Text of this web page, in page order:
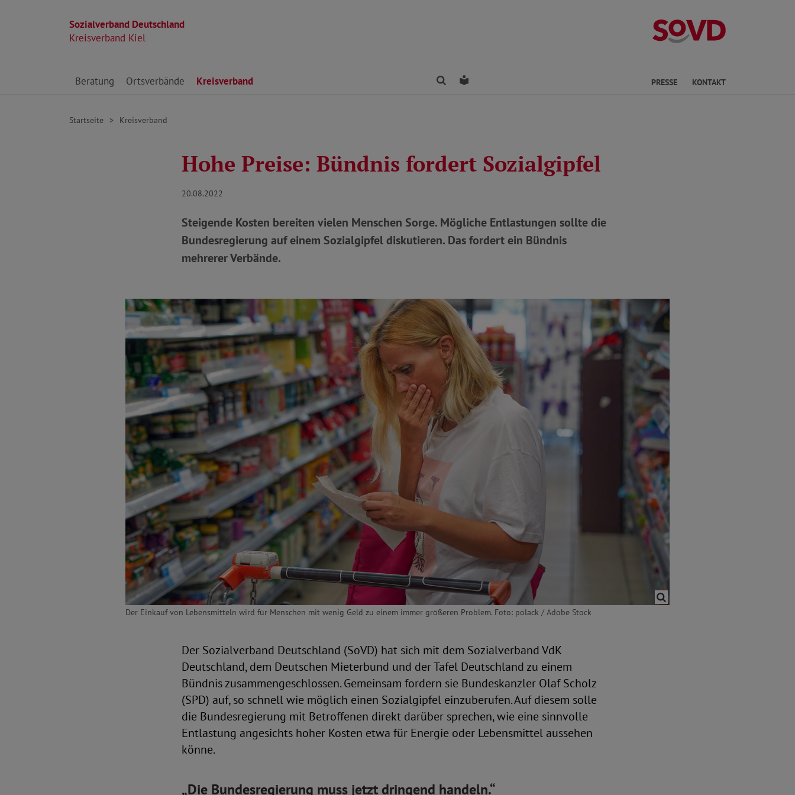
Sozialverband Deutschland
Kreisverband Kiel
Kreisverband
Direkt zu den Inhalten springen
Beratung Ortsverbände Kreisverband FindenLeichte Sprache PRESSE KONTAKT
Startseite Kreisverband
Hohe Preise: Bündnis fordert Sozialgipfel
20.08.2022
Steigende Kosten bereiten vielen Menschen Sorge. Mögliche Entlastungen sollte die
Bundesregierung auf einem Sozialgipfel diskutieren. Das fordert ein Bündnis
mehrerer Verbände.
Der Einkauf von Lebensmitteln wird für Menschen mit wenig Geld zu einem immer größeren Problem. Foto: polack / Adobe Stock
Der Sozialverband Deutschland (SoVD) hat sich mit dem Sozialverband VdK
Deutschland, dem Deutschen Mieterbund und der Tafel Deutschland zu einem
Bündnis zusammengeschlossen. Gemeinsam fordern sie Bundeskanzler Olaf Scholz
(SPD) auf, so schnell wie möglich einen Sozialgipfel einzuberufen. Auf diesem solle
die Bundesregierung mit Betroffenen direkt darüber sprechen, wie eine sinnvolle
Entlastung angesichts hoher Kosten etwa für Energie oder Lebensmittel aussehen
könne.
„Die Bundesregierung muss jetzt dringend handeln.“